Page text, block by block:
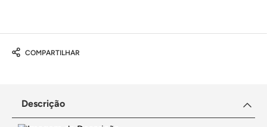
COMPARTILHAR
Descrição